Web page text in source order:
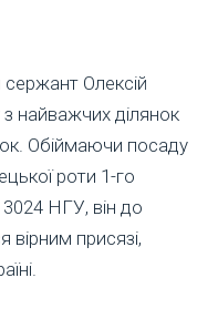
Олексій
найважчих ділянок
Обіймаючи посаду
роти 1-го
НГУ, він до
присязі,